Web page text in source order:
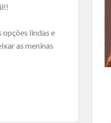
lindas e
as meninas